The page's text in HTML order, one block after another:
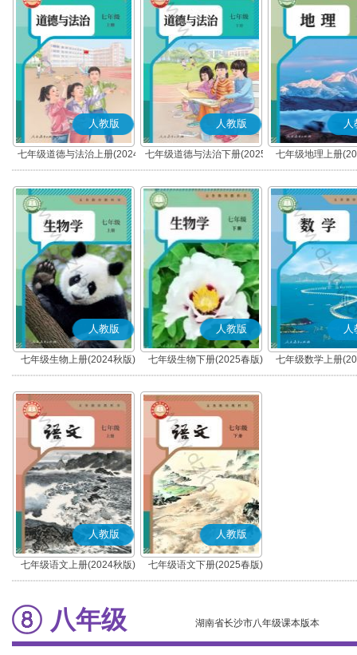
人教版
七年级道德与法治上册(2024
秋版)(部编版)
人教版
七年级道德与法治下册(2025
春版)(部编版)
人
七年级地理上册
人教版
七年级生物上册(2024秋版)
人教版
七年级生物下册(2025春版)
人
七年级数学上册
人教版
七年级语文上册(2024秋版)
(部编版)
人教版
七年级语文下册(2025春版)
(部编版)
八年级 湖南省长沙市八年级课本版本